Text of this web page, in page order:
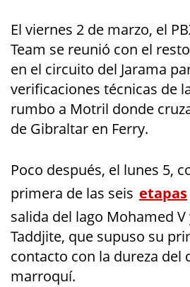
El viernes 2 de marzo, el
Team se reunió con el
en el circuito del Jarama
verificaciones técnicas de
rumbo a Motril donde
de Gibraltar en Ferry.
Poco después, el lunes 5,
primera de las seis etapas
salida del lago Mohamed
Taddjite, que supuso su
contacto con la dureza del
marroquí.